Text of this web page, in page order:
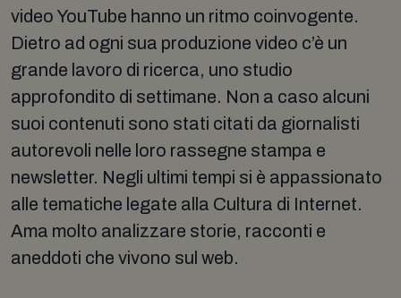
video YouTube hanno un ritmo coinvogente.
Dietro ad ogni sua produzione video c’è un
grande lavoro di ricerca, uno studio
approfondito di settimane. Non a caso alcuni
suoi contenuti sono stati citati da giornalisti
autorevoli nelle loro rassegne stampa e
newsletter. Negli ultimi tempi si è appassionato
alle tematiche legate alla Cultura di Internet.
Ama molto analizzare storie, racconti e
aneddoti che vivono sul web.